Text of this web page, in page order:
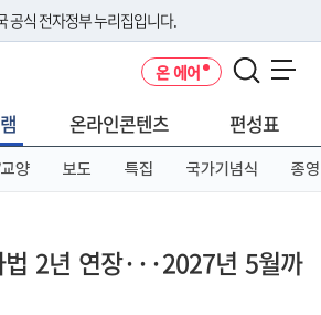
공식 전자정부 누리집입니다.
기
다른 도메인 주소를 사용하고 있다면 아래 URL에
보세요
온 에어
온라인콘텐츠 편성표
양 보도 특집 국가기념식 종영
2년 연장···2027년 5월까